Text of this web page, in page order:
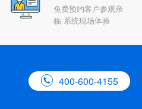
免费预约客户参观亲
临 系统现场体验
 400-600-4155